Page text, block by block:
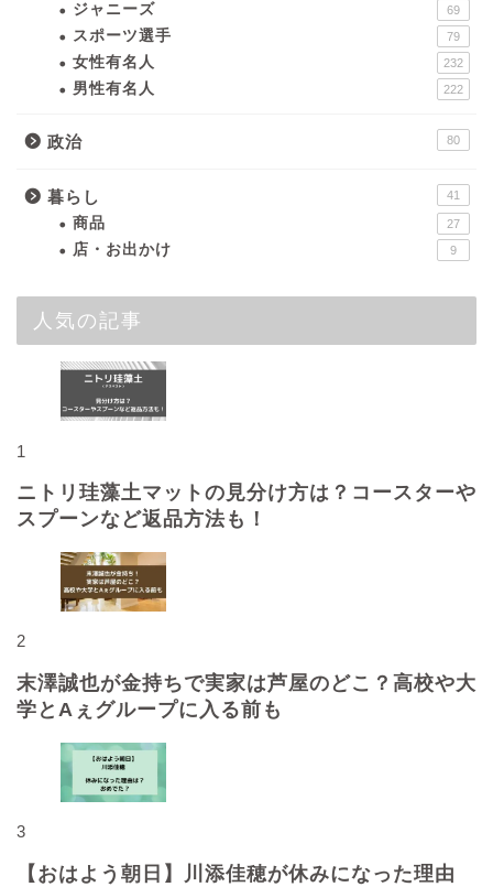
ジャニーズ 69
スポーツ選手 79
女性有名人 232
男性有名人 222
政治 80
暮らし 41
商品 27
店・お出かけ 9
人気の記事
1
ニトリ珪藻土マットの見分け方は？コースターや
スプーンなど返品方法も！
2
末澤誠也が金持ちで実家は芦屋のどこ？高校や大
学とAぇグループに入る前も
3
【おはよう朝日】川添佳穂が休みになった理由